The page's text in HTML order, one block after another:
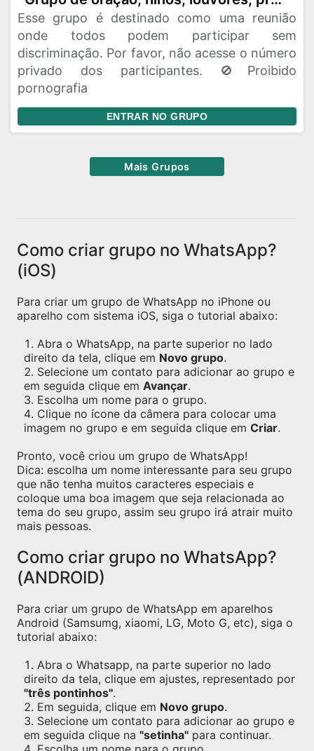
Esse grupo é destinado como uma reunião
onde todos podem participar sem
discriminação. Por favor, não acesse o número
privado dos participantes. 🚫Proibido
pornografia
ENTRAR NO GRUPO
Mais Grupos
Como criar grupo no WhatsApp?
(iOS)
Para criar um grupo de WhatsApp no iPhone ou
aparelho com sistema iOS, siga o tutorial abaixo:
Abra o WhatsApp, na parte superior no lado
direito da tela, clique em Novo grupo.
Selecione um contato para adicionar ao grupo e
em seguida clique em Avançar.
Escolha um nome para o grupo.
Clique no ícone da câmera para colocar uma
imagem no grupo e em seguida clique em Criar.
Pronto, você criou um grupo de WhatsApp!
Dica: escolha um nome interessante para seu grupo
que não tenha muitos caracteres especiais e
coloque uma boa imagem que seja relacionada ao
tema do seu grupo, assim seu grupo irá atrair muito
mais pessoas.
Como criar grupo no WhatsApp?
(ANDROID)
Para criar um grupo de WhatsApp em aparelhos
Android (Samsumg, xiaomi, LG, Moto G, etc), siga o
tutorial abaixo:
Abra o Whatsapp, na parte superior no lado
direito da tela, clique em ajustes, representado por
"três pontinhos".
Em seguida, clique em Novo grupo.
Selecione um contato para adicionar ao grupo e
em seguida clique na "setinha" para continuar.